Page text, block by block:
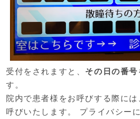
受付をされますと、 その日の番号
す。
院内で患者様をお呼びする際に
呼びいたします。 プライバシー